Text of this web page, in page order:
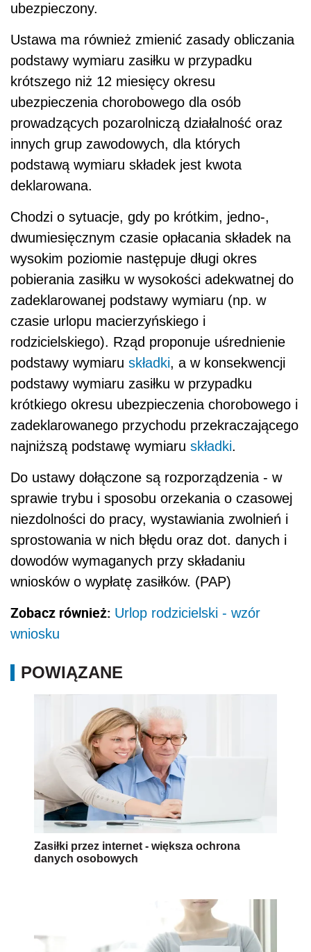
ubezpieczony.
Ustawa ma również zmienić zasady obliczania
podstawy wymiaru zasiłku w przypadku
krótszego niż 12 miesięcy okresu
ubezpieczenia chorobowego dla osób
prowadzących pozarolniczą działalność oraz
innych grup zawodowych, dla których
podstawą wymiaru składek jest kwota
deklarowana.
Chodzi o sytuacje, gdy po krótkim, jedno-,
dwumiesięcznym czasie opłacania składek na
wysokim poziomie następuje długi okres
pobierania zasiłku w wysokości adekwatnej do
zadeklarowanej podstawy wymiaru (np. w
czasie urlopu macierzyńskiego i
rodzicielskiego). Rząd proponuje uśrednienie
podstawy wymiaru składki, a w konsekwencji
podstawy wymiaru zasiłku w przypadku
krótkiego okresu ubezpieczenia chorobowego i
zadeklarowanego przychodu przekraczającego
najniższą podstawę wymiaru składki.
Do ustawy dołączone są rozporządzenia - w
sprawie trybu i sposobu orzekania o czasowej
niezdolności do pracy, wystawiania zwolnień i
sprostowania w nich błędu oraz dot. danych i
dowodów wymaganych przy składaniu
wniosków o wypłatę zasiłków. (PAP)
Zobacz również: Urlop rodzicielski - wzór
wniosku
POWIĄZANE
Zasiłki przez internet - większa ochrona
danych osobowych